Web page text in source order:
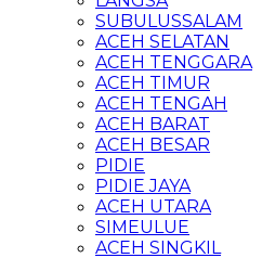
SUBULUSSALAM
ACEH SELATAN
ACEH TENGGARA
ACEH TIMUR
ACEH TENGAH
ACEH BARAT
ACEH BESAR
PIDIE
PIDIE JAYA
ACEH UTARA
SIMEULUE
ACEH SINGKIL